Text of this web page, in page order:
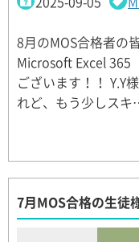
8月のMOS合格者の
Microsoft Excel
ございます！！ Y.Y
れど、もう少しス
7月MOS合格の生徒